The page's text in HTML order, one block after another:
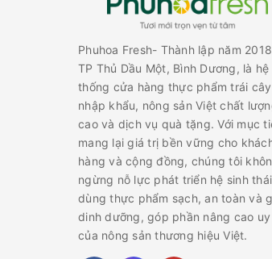
Phuhoa Fresh- Thành lập năm
TP Thủ Dầu Một, Bình Dương, là hệ
thống cửa hàng thực phẩm trái cây
nhập khẩu, nông sản Việt chất
cao và dịch vụ quà tặng. Với mục
mang lại giá trị bền vững cho
hàng và cộng đồng, chúng tôi
ngừng nỗ lực phát triển hệ sinh
dùng thực phẩm sạch, an toàn và
dinh dưỡng, góp phần nâng cao
của nông sản thương hiệu Việt.